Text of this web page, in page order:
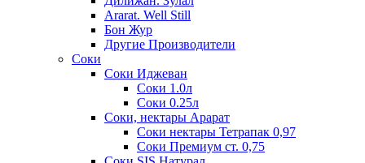
Ararat. Well Still
Бон Жур
Другие Производители
Соки
Соки Иджеван
Соки 1.0л
Соки 0.25л
Соки, нектары Арарат
Соки нектары Тетрапак 0,97
Соки Премиум ст. 0,75